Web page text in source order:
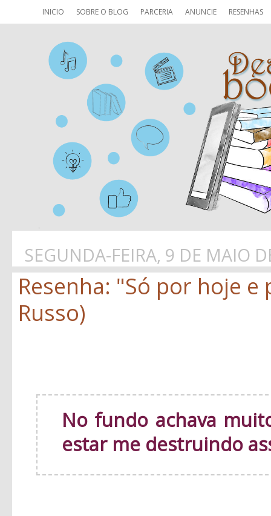
INICIO SOBRE O BLOG PARCERIA ANUNCIE RESENHAS
SEGUNDA-FEIRA, 9 DE MAIO
Resenha: "Só por hoje
Russo)
No fundo achava
estar me destruindo